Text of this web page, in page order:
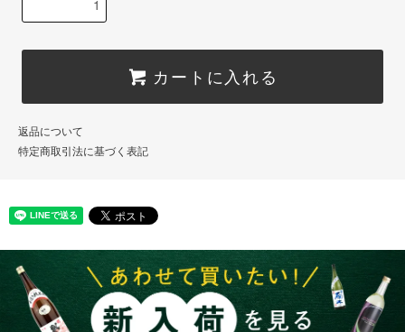
カートに入れる
返品について
特定商取引法に基づく表記